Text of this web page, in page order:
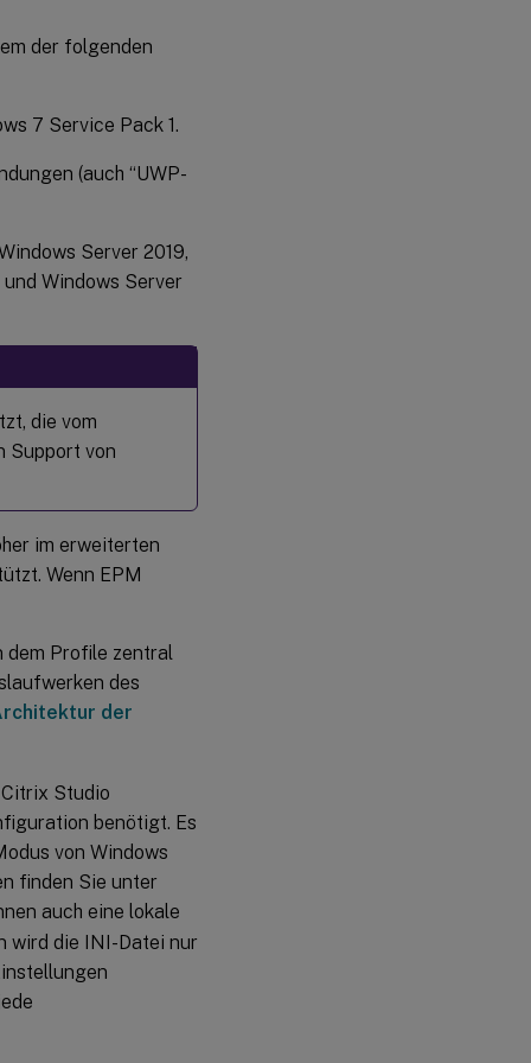
der folgenden
7 Service Pack 1.
(auch “UWP-
Server 2019,
Windows Server
die vom
Support von
im erweiterten
Wenn EPM
dem Profile zentral
des
der
Studio
benötigt. Es
von Windows
finden Sie unter
auch eine lokale
wird die INI-Datei nur